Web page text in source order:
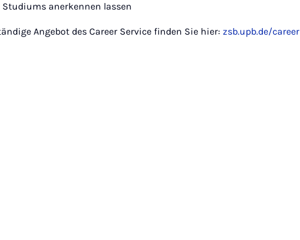
Studiums anerkennen lassen
Angebot des Career Service finden Sie hier:zsb.upb.de/career